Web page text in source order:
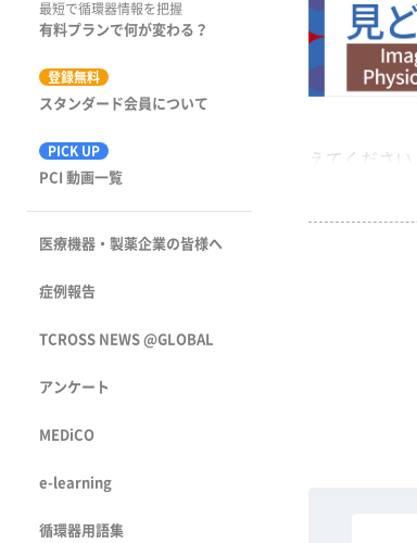
市場トピックス
最短で循環器情報を把握
有料プランで何が変わる？
登録無料
スタンダード会員について
PICK UP
PCI 動画一覧
医療機器・製薬企業の皆様へ
症例報告
TCROSS NEWS @GLOBAL
アンケート
MEDiCO
e-learning
循環器用語集
えてくださ